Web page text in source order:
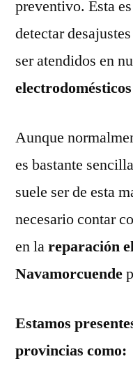
preventivo. Esta
detectar
ser atendidos en
Aunque
es bastante
suele ser de esta
necesario contar
en lareparación
Navamorcuende
Estamos
provincias como: